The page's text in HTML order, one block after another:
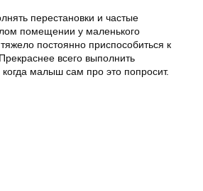
перестановки и частые
помещении у маленького
постоянно приспособиться к
всего выполнить
когда малыш сам про это попросит.